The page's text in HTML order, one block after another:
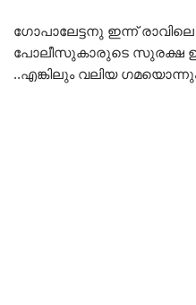
ഗോപാലേട്ടനു ഇന്ന്
പോലീസുകാരുടെ സുരക്ഷ
..എങ്കിലും വലിയ